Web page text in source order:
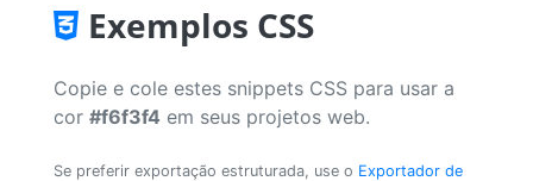
Exemplos CSS
Copie e cole estes snippets CSS para usar a
cor #f6f3f4 em seus projetos web.
Se preferir exportação estruturada, use o Exportador de